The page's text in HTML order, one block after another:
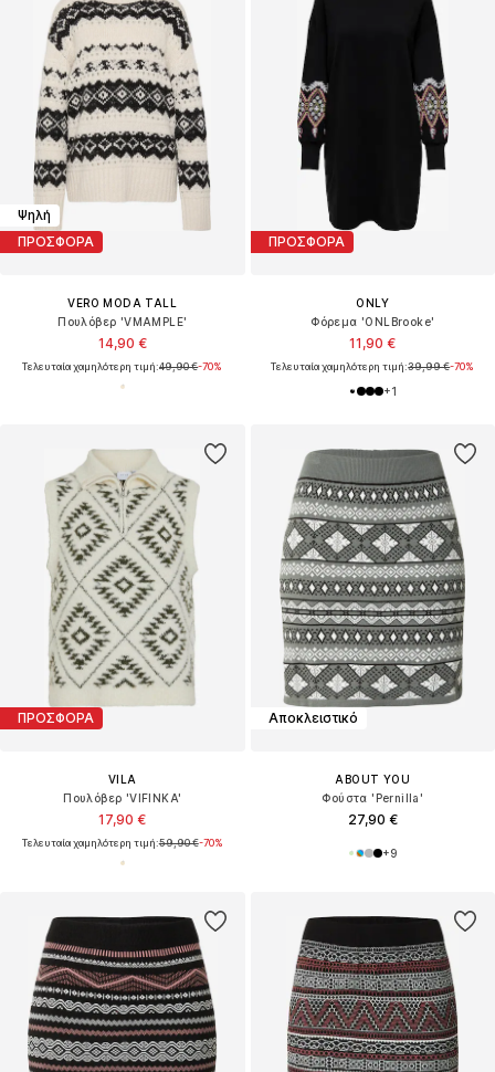
Ψηλή
ΠΡΟΣΦΟΡΑ
VERO MODA TALL
Πουλόβερ 'VMAMPLE'
14,90 €
Τελευταία χαμηλότερη τιμή:49,90 €-70%
ΠΡΟΣΦΟΡΑ
ONLY
Φόρεμα 'ONLBrooke'
11,90 €
Τελευταία χαμηλότερη τιμή:39,99 €-70%
+1
ΠΡΟΣΦΟΡΑ
VILA
Πουλόβερ 'VIFINKA'
17,90 €
Τελευταία χαμηλότερη τιμή:59,90 €-70%
Αποκλειστικό
ABOUT YOU
Φούστα 'Pernilla'
27,90 €
+9